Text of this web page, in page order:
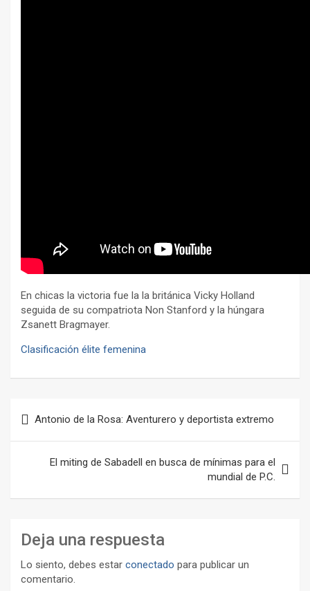
En chicas la victoria fue la la británica Vicky Holland
seguida de su compatriota Non Stanford y la húngara
Zsanett Bragmayer.
Clasificación élite femenina
de
entradas
Antonio de la Rosa: Aventurero y deportista extremo
El miting de Sabadell en busca de mínimas para el
mundial de P.C.
Deja una respuesta
Lo siento, debes estar conectado para publicar un
comentario.